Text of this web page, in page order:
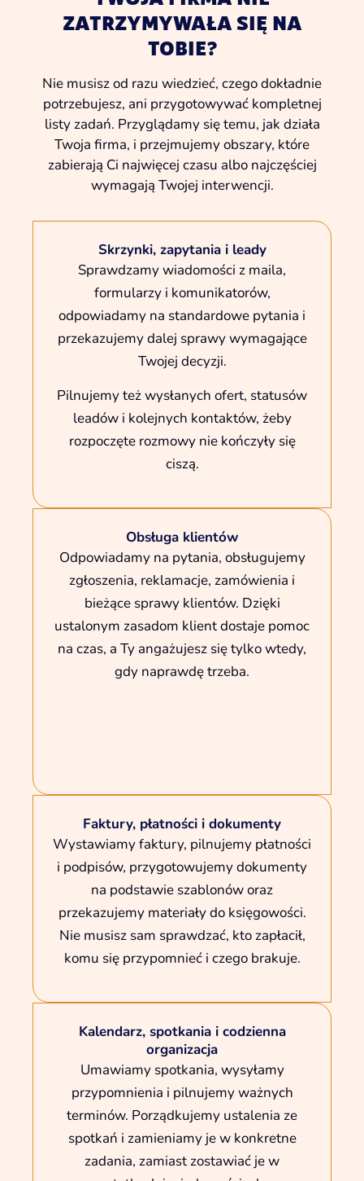
ZATRZYMYWAŁA SIĘ NA
TOBIE?
Nie musisz od razu wiedzieć, czego dokładnie
potrzebujesz, ani przygotowywać kompletnej
listy zadań. Przyglądamy się temu, jak działa
Twoja firma, i przejmujemy obszary, które
zabierają Ci najwięcej czasu albo najczęściej
wymagają Twojej interwencji.
Skrzynki, zapytania i leady
Sprawdzamy wiadomości z maila,
formularzy i komunikatorów,
odpowiadamy na standardowe pytania i
przekazujemy dalej sprawy wymagające
Twojej decyzji.
Pilnujemy też wysłanych ofert, statusów
leadów i kolejnych kontaktów, żeby
rozpoczęte rozmowy nie kończyły się
ciszą.
Obsługa klientów
Odpowiadamy na pytania, obsługujemy
zgłoszenia, reklamacje, zamówienia i
bieżące sprawy klientów. Dzięki
ustalonym zasadom klient dostaje pomoc
na czas, a Ty angażujesz się tylko wtedy,
gdy naprawdę trzeba.
Faktury, płatności i dokumenty
Wystawiamy faktury, pilnujemy płatności
i podpisów, przygotowujemy dokumenty
na podstawie szablonów oraz
przekazujemy materiały do księgowości.
Nie musisz sam sprawdzać, kto zapłacił,
komu się przypomnieć i czego brakuje.
Kalendarz, spotkania i codzienna
organizacja
Umawiamy spotkania, wysyłamy
przypomnienia i pilnujemy ważnych
terminów. Porządkujemy ustalenia ze
spotkań i zamieniamy je w konkretne
zadania, zamiast zostawiać je w